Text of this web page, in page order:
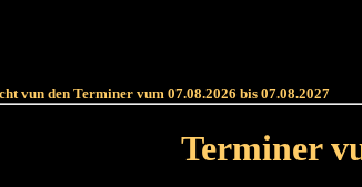
vun den Terminer vum 07.08.2026 bis 07.08.2027
Terminer